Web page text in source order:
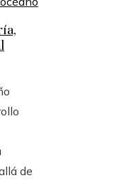
de